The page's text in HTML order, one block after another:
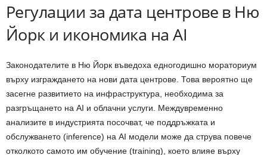
Регулации за дата центрове в Ню
Йорк и икономика на AI
Законодателите в Ню Йорк въведоха едногодишно мораториум
върху изграждането на нови дата центрове. Това вероятно ще
засегне развитието на инфраструктура, необходима за
разгръщането на AI и облачни услуги. Междувременно
анализите в индустрията посочват, че поддръжката и
обслужването (inference) на AI модели може да струва повече
отколкото самото им обучение (training), което влияе върху